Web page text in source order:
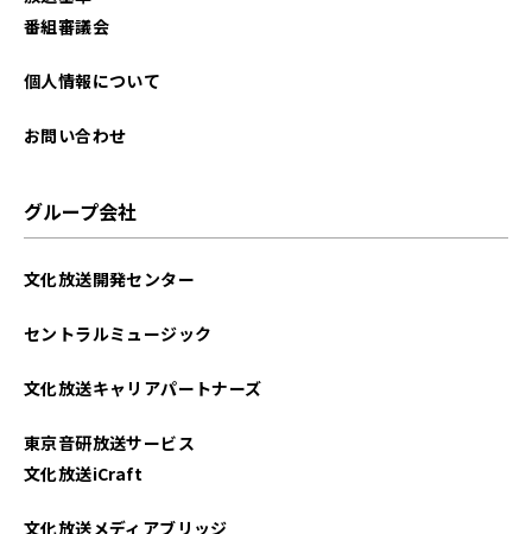
番組審議会
個人情報について
お問い合わせ
グループ会社
文化放送開発センター
セントラルミュージック
文化放送キャリアパートナーズ
東京音研放送サービス
文化放送iCraft
文化放送メディアブリッジ